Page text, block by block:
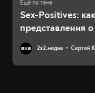
Sex-Positives:
представления
2х2.медиа Сергей